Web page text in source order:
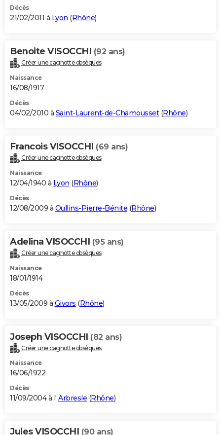
Décès
21/02/2011 à Lyon (Rhône)
Benoite VISOCCHI (92 ans)
Créer une cagnotte obsèques
Naissance
16/08/1917
Décès
04/02/2010 à Saint-Laurent-de-Chamousset(Rhône)
Francois VISOCCHI (69 ans)
Créer une cagnotte obsèques
Naissance
12/04/1940 à Lyon (Rhône)
Décès
12/08/2009 à Oullins-Pierre-Bénite (Rhône)
Adelina VISOCCHI (95 ans)
Créer une cagnotte obsèques
Naissance
18/01/1914
Décès
13/05/2009 à Givors (Rhône)
Joseph VISOCCHI (82 ans)
Créer une cagnotte obsèques
Naissance
16/06/1922
Décès
11/09/2004 à l' Arbresle (Rhône)
Jules VISOCCHI (90 ans)